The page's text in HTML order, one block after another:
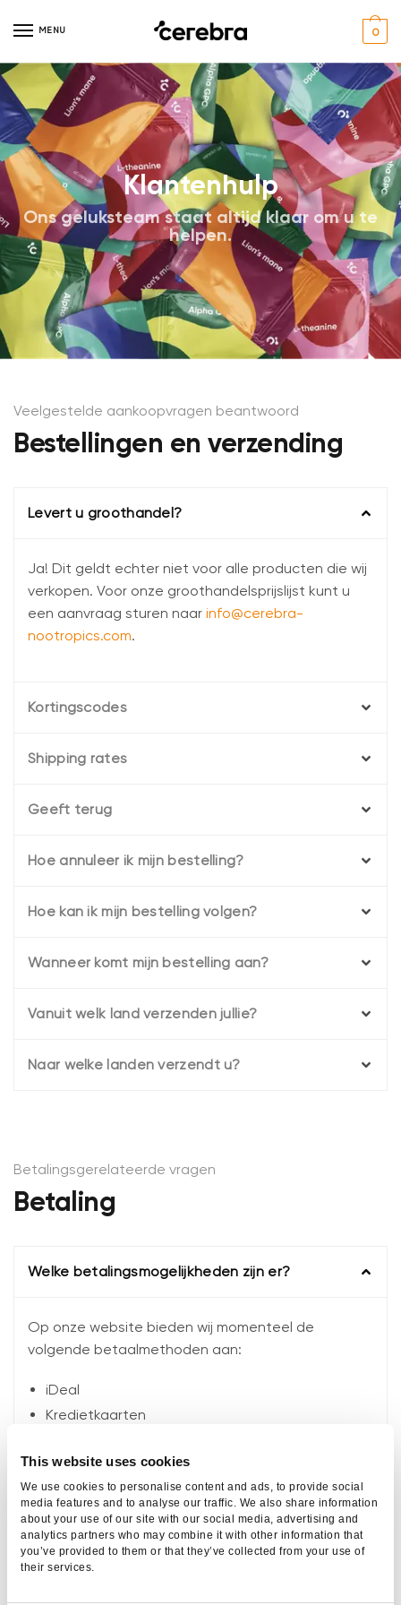
This website uses cookies
We use cookies to personalise content and ads, to provide social
media features and to analyse our traffic. We also share information
about your use of our site with our social media, advertising and
analytics partners who may combine it with other information that
you’ve provided to them or that they’ve collected from your use of
their services.
MENU 0
Klantenhulp
Ons geluksteam staat altijd klaar om u te
helpen.
Veelgestelde aankoopvragen beantwoord
Bestellingen en verzending
Levert u groothandel?
Ja! Dit geldt echter niet voor alle producten die wij
verkopen. Voor onze groothandelsprijslijst kunt u
een aanvraag sturen naar info@cerebra-
nootropics.com.
Kortingscodes
Shipping rates
Geeft terug
Hoe annuleer ik mijn bestelling?
Hoe kan ik mijn bestelling volgen?
Wanneer komt mijn bestelling aan?
Vanuit welk land verzenden jullie?
Naar welke landen verzendt u?
Betalingsgerelateerde vragen
Betaling
Welke betalingsmogelijkheden zijn er?
Op onze website bieden wij momenteel de
volgende betaalmethoden aan:
iDeal
Kredietkaarten
We werken momenteel aan het uitbreiden van ons
assortiment betaalmethoden om al onze klanten
tegemoet te komen!
Kortingscodes